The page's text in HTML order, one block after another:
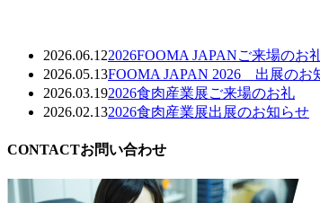
2026.06.122026FOOMA JAPANご来場のお
2026.05.13FOOMA JAPAN 2026 出展のお
2026.03.192026食肉産業展ご来場のお礼
2026.02.132026食肉産業展出展のお知らせ
CONTACTお問い合わせ